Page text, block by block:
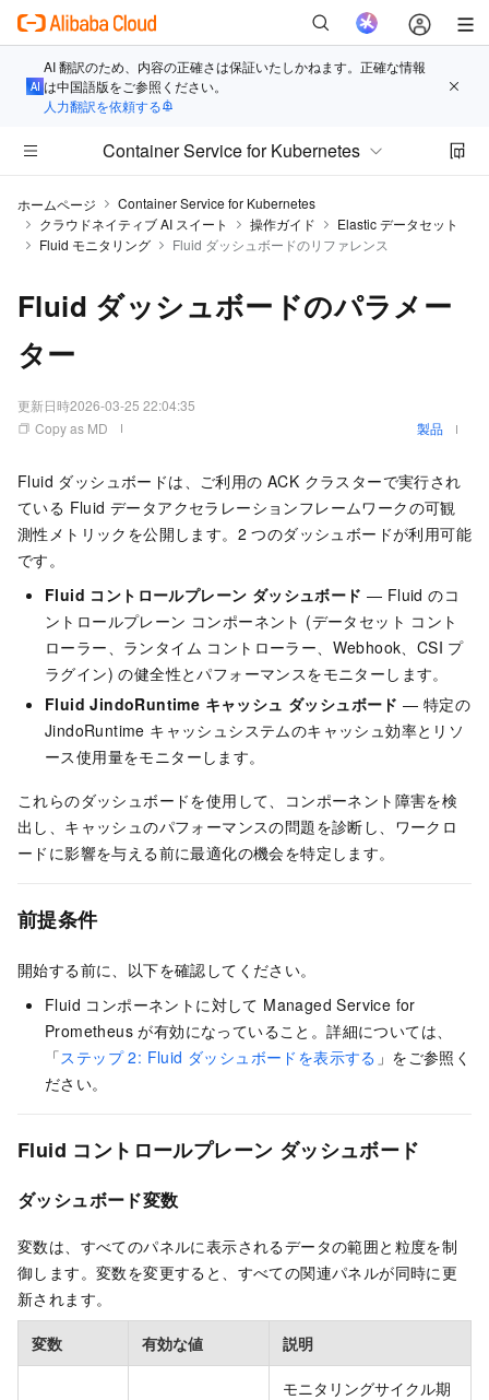
AI 翻訳のため、内容の正確さは保証いたしかねます。正確な情報
は中国語版をご参照ください。
人力翻訳を依頼する
Container Service for Kubernetes
ホームページ
Container Service for Kubernetes
クラウドネイティブ AI スイート
操作ガイド
Elastic データセット
Fluid モニタリング
Fluid ダッシュボードのリファレンス
Fluid ダッシュボードのパラメー
ター
更新日時2026-03-25 22:04:35
Copy as MD
製品
Fluid ダッシュボードは、ご利用の ACK クラスターで実行され
ている Fluid データアクセラレーションフレームワークの可観
測性メトリックを公開します。2 つのダッシュボードが利用可能
です。
Fluid コントロールプレーン ダッシュボード — Fluid のコ
ントロールプレーン コンポーネント (データセット コント
ローラー、ランタイム コントローラー、Webhook、CSI プ
ラグイン) の健全性とパフォーマンスをモニターします。
Fluid JindoRuntime キャッシュ ダッシュボード — 特定の
JindoRuntime キャッシュシステムのキャッシュ効率とリソ
ース使用量をモニターします。
これらのダッシュボードを使用して、コンポーネント障害を検
出し、キャッシュのパフォーマンスの問題を診断し、ワークロ
ードに影響を与える前に最適化の機会を特定します。
前提条件
開始する前に、以下を確認してください。
Fluid コンポーネントに対して Managed Service for
Prometheus が有効になっていること。詳細については、
「ステップ 2: Fluid ダッシュボードを表示する 」をご参照く
ださい。
Fluid コントロールプレーン ダッシュボード
ダッシュボード変数
変数は、すべてのパネルに表示されるデータの範囲と粒度を制
御します。変数を変更すると、すべての関連パネルが同時に更
新されます。
変数 有効な値 説明
モニタリングサイクル期